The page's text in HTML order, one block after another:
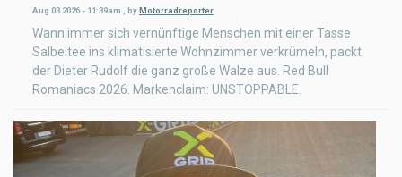
Aug 03 2026 - 11:39am byMotorradreporter
Wann immer sich vernünftige Menschen mit einer Tasse
Salbeitee ins klimatisierte Wohnzimmer verkrümeln, packt
der Dieter Rudolf die ganz große Walze aus. Red Bull
Romaniacs 2026. Markenclaim: UNSTOPPABLE.